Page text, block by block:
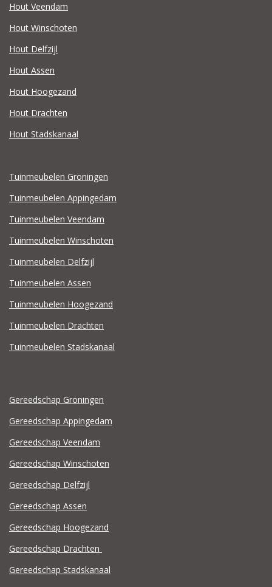
Hout Veendam
Hout Winschoten
Hout Delfzijl
Hout Assen
Hout Hoogezand
Hout Drachten
Hout Stadskanaal
Tuinmeubelen Groningen
Tuinmeubelen Appingedam
Tuinmeubelen Veendam
Tuinmeubelen Winschoten
Tuinmeubelen Delfzijl
Tuinmeubelen Assen
Tuinmeubelen Hoogezand
Tuinmeubelen Drachten
Tuinmeubelen Stadskanaal
Gereedschap Groningen
Gereedschap Appingedam
Gereedschap Veendam
Gereedschap Winschoten
Gereedschap Delfzijl
Gereedschap Assen
Gereedschap Hoogezand
Gereedschap Drachten
Gereedschap Stadskanaal